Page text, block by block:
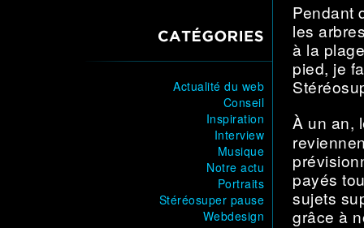
CATÉGORIES
Actualité du web
Conseil
Inspiration
Interview
Musique
Notre actu
Portraits
Stéréosuper pause
Webdesign
Pendant
les
à la
pied, je
À un an,
payés
sujets
grâce à